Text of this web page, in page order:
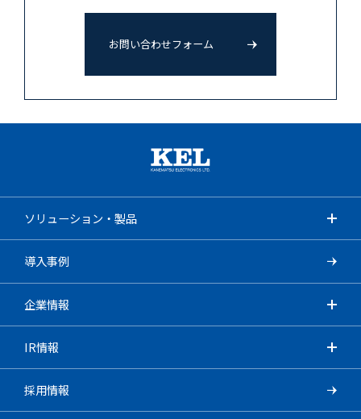
お問い合わせフォーム
ソリューション・製品
導入事例
企業情報
IR情報
採用情報